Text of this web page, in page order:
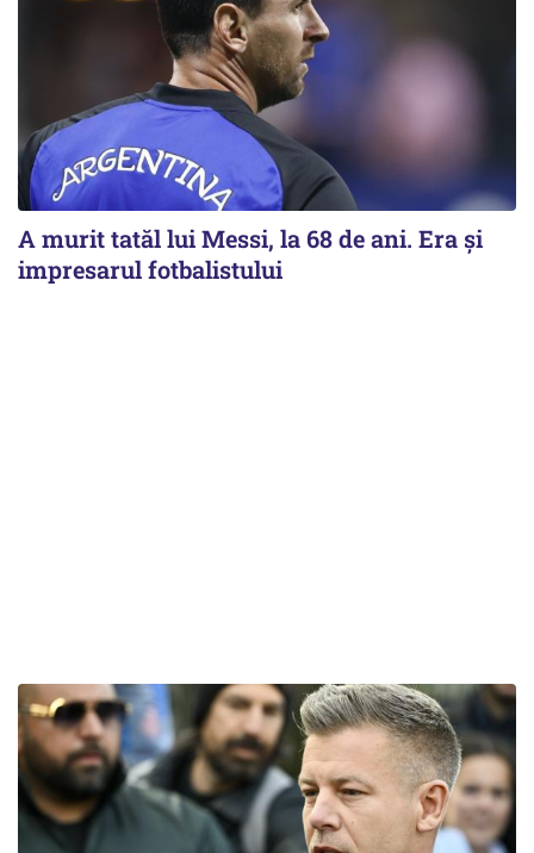
A murit tatăl lui Messi, la 68 de ani. Era și
impresarul fotbalistului